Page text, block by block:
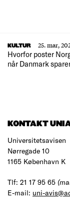
KULTUR
25. mar,
Hvorfor poster
når Danmark
KONTAKT
Universitetsavisen
Nørregade 10
1165 København K
Tlf: 21 17 95 65
E-mail: uni-